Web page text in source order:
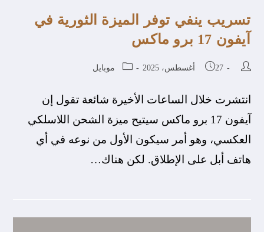
تسريب ينفي توفر الميزة الثورية في
آيفون 17 برو ماكس
27 أغسطس، 2025 موبايل
انتشرت خلال الساعات الأخيرة شائعة تقول إن
آيفون 17 برو ماكس سيتيح ميزة الشحن اللاسلكي
العكسي، وهو أمر سيكون الأول من نوعه في أي
هاتف أبل على الإطلاق. لكن هناك…